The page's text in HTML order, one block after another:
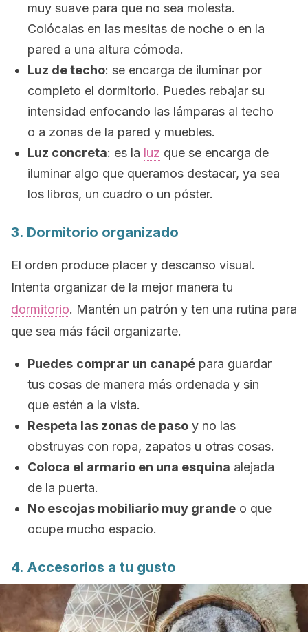
muy suave para que no sea molesta.
Colócalas en las mesitas de noche o en la
pared a una altura cómoda.
Luz de techo: se encarga de iluminar por
completo el dormitorio. Puedes rebajar su
intensidad enfocando las lámparas al techo
o a zonas de la pared y muebles.
Luz concreta: es la luz que se encarga de
iluminar algo que queramos destacar, ya sea
los libros, un cuadro o un póster.
3. Dormitorio organizado
El orden produce placer y descanso visual.
Intenta organizar de la mejor manera tu
dormitorio. Mantén un patrón y ten una rutina para
que sea más fácil organizarte.
Puedes comprar un canapé para guardar
tus cosas de manera más ordenada y sin
que estén a la vista.
Respeta las zonas de paso y no las
obstruyas con ropa, zapatos u otras cosas.
Coloca el armario en una esquina alejada
de la puerta.
No escojas mobiliario muy grande o que
ocupe mucho espacio.
4. Accesorios a tu gusto